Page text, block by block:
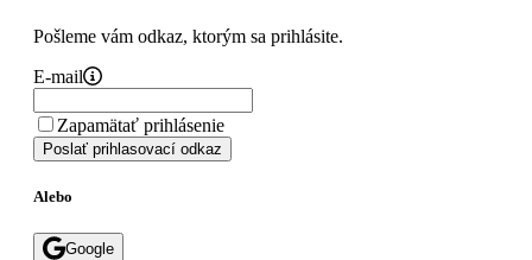
Pošleme vám odkaz, ktorým sa prihlásite.
E-mail
Zapamätať prihlásenie
Poslať prihlasovací odkaz
Alebo
Google